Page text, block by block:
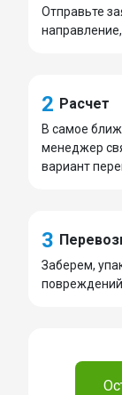
Отправьте
2 Расчет
В самое
менеджер
вариант
3
Заберем,